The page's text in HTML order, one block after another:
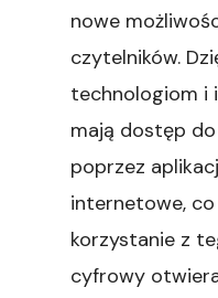
nowe
czytelników.
technologiom i
mają dostęp
poprzez
internetowe,
korzystanie z
cyfrowy